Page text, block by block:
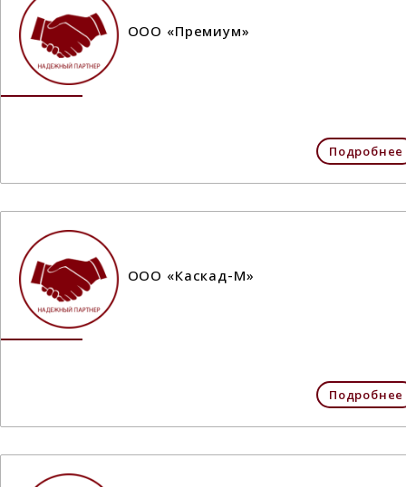
ООО «Премиум»
Подробнее
ООО «Каскад-М»
Подробнее